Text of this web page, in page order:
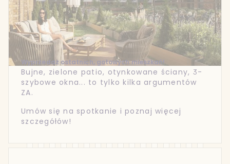
Wyprzedaż ostatnich, gotowych mieszkań!
Bujne, zielone patio, otynkowane ściany, 3-
szybowe okna... to tylko kilka argumentów
ZA.
Umów się na spotkanie i poznaj więcej
szczegółów!